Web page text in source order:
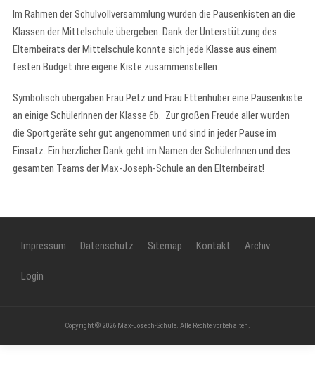
Im Rahmen der Schulvollversammlung wurden die Pausenkisten an die
Klassen der Mittelschule übergeben. Dank der Unterstützung des
Elternbeirats der Mittelschule konnte sich jede Klasse aus einem
festen Budget ihre eigene Kiste zusammenstellen.
Symbolisch übergaben Frau Petz und Frau Ettenhuber eine Pausenkiste
an einige SchülerInnen der Klasse 6b. Zur großen Freude aller wurden
die Sportgeräte sehr gut angenommen und sind in jeder Pause im
Einsatz. Ein herzlicher Dank geht im Namen der SchülerInnen und des
gesamten Teams der Max-Joseph-Schule an den Elternbeirat!
Impressum Datenschutz Sitemap Kontakt Archiv
Login
Copyright © 2026 Max-Joseph-Schule. Alle Rechte vorbehalten.